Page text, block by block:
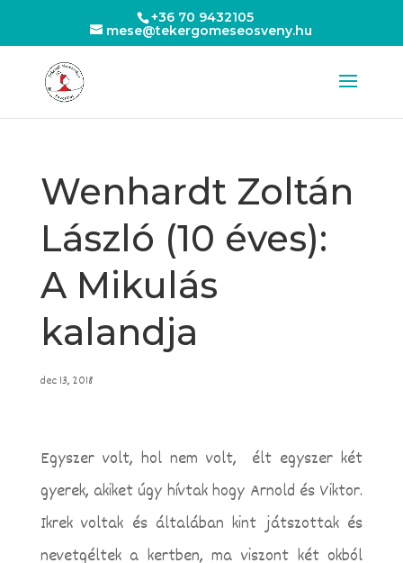
+36 70 9432105
mese@tekergomeseosveny.hu
Wenhardt Zoltán
László (10 éves):
A Mikulás
kalandja
dec 13, 2018
Egyszer volt, hol nem volt, élt egyszer két
gyerek, akiket úgy hívtak hogy Arnold és Viktor.
Ikrek voltak és általában kint játszottak és
nevetgéltek a kertben, ma viszont két okból